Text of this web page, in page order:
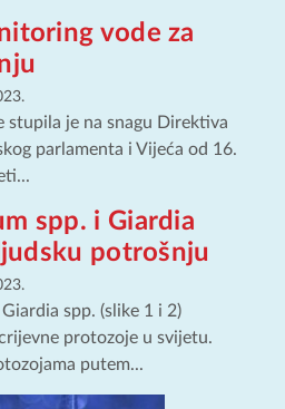
vode za
stupila je na snagu Direktiva
parlamenta i Vijeća od 16.
spp. i Giardia
potrošnju
spp. (slike 1 i 2)
protozoje u svijetu.
putem...